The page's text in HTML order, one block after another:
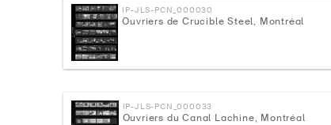
IP-JLS-PCN_000030
Ouvriers de Crucible Steel, Montréal
IP-JLS-PCN_000033
Ouvriers du Canal Lachine, Montréal